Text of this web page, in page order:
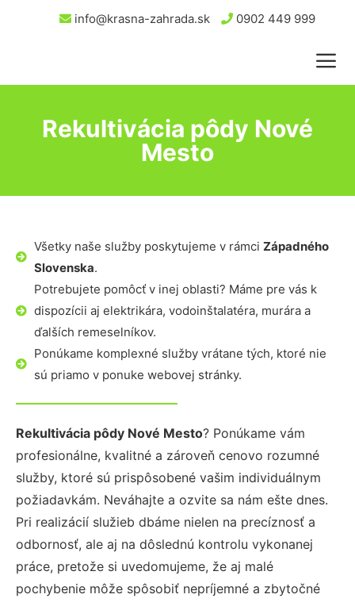
info@krasna-zahrada.sk 0902 449 999
Rekultivácia pôdy Nové
Mesto
Všetky naše služby poskytujeme v rámci Západného
Slovenska.
Potrebujete pomôcť v inej oblasti? Máme pre vás k
dispozícii aj elektrikára, vodoinštalatéra, murára a
ďalších remeselníkov.
Ponúkame komplexné služby vrátane tých, ktoré nie
sú priamo v ponuke webovej stránky.
Rekultivácia pôdy Nové Mesto? Ponúkame vám
profesionálne, kvalitné a zároveň cenovo rozumné
služby, ktoré sú prispôsobené vašim individuálnym
požiadavkám. Neváhajte a ozvite sa nám ešte dnes.
Pri realizácií služieb dbáme nielen na precíznosť a
odbornosť, ale aj na dôslednú kontrolu vykonanej
práce, pretože si uvedomujeme, že aj malé
pochybenie môže spôsobiť nepríjemné a zbytočné